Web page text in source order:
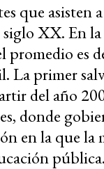
que asisten
XX. En
promedio es
primer
del año
donde
en la que
pública.